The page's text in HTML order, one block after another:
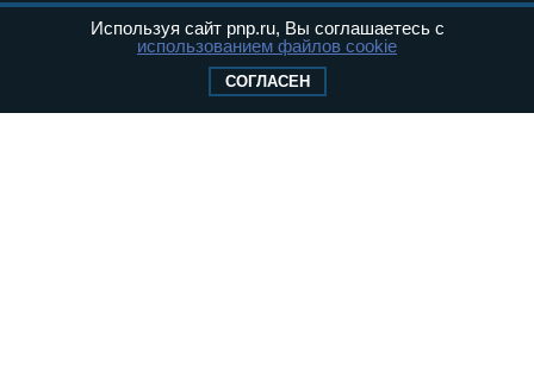
связи, информационных технологий и
массовых коммуникаций (Роскомнадзор) 05
Свидетельство о регистрации Эл № ФС77-
Используя сайт pnp.ru, Вы соглашаетесь с
использованием файлов cookie
СОГЛАСЕН